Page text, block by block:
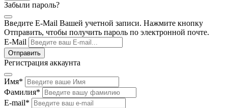
Забыли пароль?
Введите E-Mail Вашей учетной записи. Нажмите кнопку
Отправить, чтобы получить пароль по электронной почте.
E-Mail
Регистрация аккаунта
Имя*
Фамилия*
E-mail*